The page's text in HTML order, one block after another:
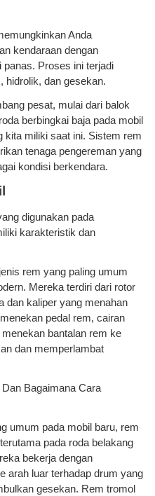
Anda
kendaraan dengan
panas. Proses ini terjadi
hidrolik, dan gesekan.
pesat, mulai dari balok
berbingkai baja pada mobil
kita miliki saat ini. Sistem rem
tenaga pengereman yang
kondisi berkendara.
digunakan pada
karakteristik dan
rem yang paling umum
Mereka terdiri dari rotor
dan kaliper yang menahan
pedal rem, cairan
bantalan rem ke
dan memperlambat
umum pada mobil baru, rem
pada roda belakang
bekerja dengan
arah luar terhadap drum yang
gesekan. Rem tromol